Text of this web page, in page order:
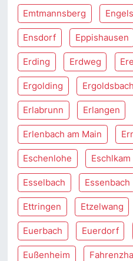
Emtmannsberg
Ensdorf Eppishausen
Erding Erdweg
Ergolding Ergoldsbach
Erlabrunn Erlangen
Erlenbach am Main
Eschenlohe Eschlkam
Esselbach Essenbach
Ettringen Etzelwang
Euerbach Euerdorf
Eußenheim